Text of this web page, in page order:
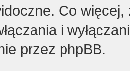
Co
i
przez phpBB.